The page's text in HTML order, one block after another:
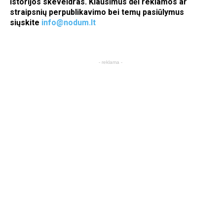
straipsnių perpublikavimo bei temų pasiūlymus
siųskite info@nodum.lt
- reklama -